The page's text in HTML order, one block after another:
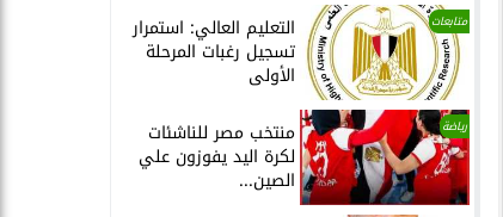
متابعات التعليم العالي: استمرار
تسجيل رغبات المرحلة
الأولى
رياضة منتخب مصر للناشئات
لكرة اليد يفوزون علي
الصين...